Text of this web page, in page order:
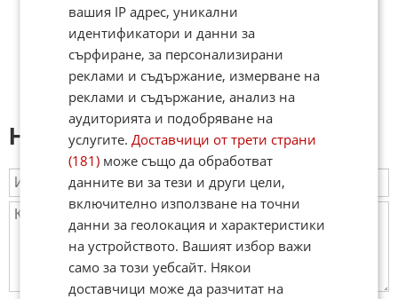
Напиши коментар:
вашия IP адрес, уникални
идентификатори и данни за
сърфиране, за персонализирани
реклами и съдържание, измерване на
реклами и съдържание, анализ на
аудиторията и подобряване на
услугите.Доставчици от трети страни
(181) може също да обработват
данните ви за тези и други цели,
включително използване на точни
данни за геолокация и характеристики
на устройството. Вашият избор важи
само за този уебсайт. Някои
доставчици може да разчитат на